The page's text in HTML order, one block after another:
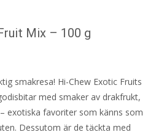
Mix – 100 g
smakresa! Hi-Chew Exotic Fruits
med smaker av drakfrukt,
exotiska favoriter som känns som
Dessutom är de täckta med